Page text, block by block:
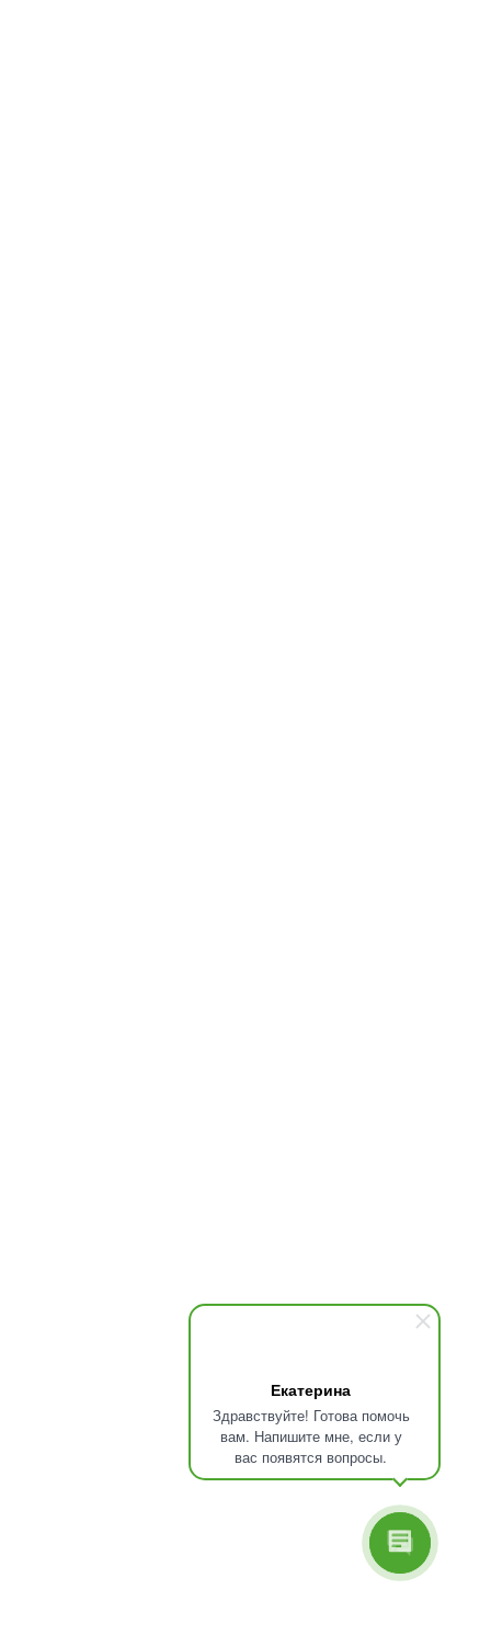
Екатерина
Здравствуйте! Готова помочь
вам. Напишите мне, если у
вас появятся вопросы.